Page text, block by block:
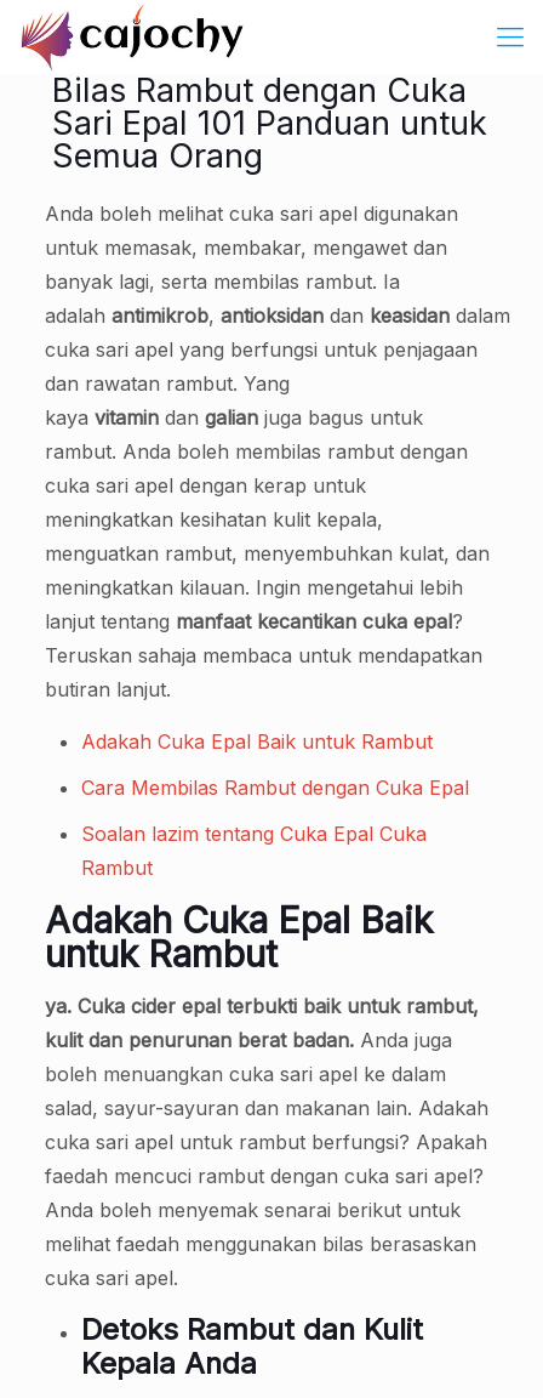
Bilas Rambut dengan Cuka
Sari Epal 101 Panduan untuk
Semua Orang
Anda boleh melihat cuka sari apel digunakan
untuk memasak, membakar, mengawet dan
banyak lagi, serta membilas rambut. Ia
adalah antimikrob, antioksidandan keasidandalam
cuka sari apel yang berfungsi untuk penjagaan
dan rawatan rambut. Yang
kaya vitamindan galianjuga bagus untuk
rambut. Anda boleh membilas rambut dengan
cuka sari apel dengan kerap untuk
meningkatkan kesihatan kulit kepala,
menguatkan rambut, menyembuhkan kulat, dan
meningkatkan kilauan. Ingin mengetahui lebih
lanjut tentang manfaat kecantikan cuka epal?
Teruskan sahaja membaca untuk mendapatkan
butiran lanjut.
Adakah Cuka Epal Baik untuk Rambut
Cara Membilas Rambut dengan Cuka Epal
Soalan lazim tentang Cuka Epal Cuka
Rambut
Adakah Cuka Epal Baik
untuk Rambut
ya. Cuka cider epal terbukti baik untuk rambut,
kulit dan penurunan berat badan.Anda juga
boleh menuangkan cuka sari apel ke dalam
salad, sayur-sayuran dan makanan lain. Adakah
cuka sari apel untuk rambut berfungsi? Apakah
faedah mencuci rambut dengan cuka sari apel?
Anda boleh menyemak senarai berikut untuk
melihat faedah menggunakan bilas berasaskan
cuka sari apel.
Detoks Rambut dan Kulit
Kepala Anda